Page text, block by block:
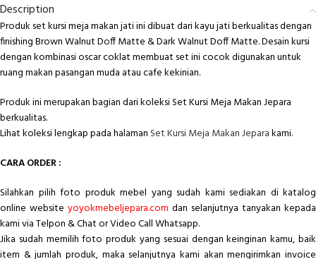
Description
Produk set kursi meja makan jati ini dibuat dari kayu jati berkualitas dengan
finishing Brown Walnut Doff Matte & Dark Walnut Doff Matte. Desain kursi
dengan kombinasi oscar coklat membuat set ini cocok digunakan untuk
ruang makan pasangan muda atau cafe kekinian.
Produk ini merupakan bagian dari koleksi Set Kursi Meja Makan Jepara
berkualitas.
Lihat koleksi lengkap pada halaman Set Kursi Meja Makan Jeparakami.
CARA ORDER :
Silahkan pilih foto produk mebel yang sudah kami sediakan di katalog
online website yoyokmebeljepara.com dan selanjutnya tanyakan kepada
kami via Telpon & Chat or Video Call Whatsapp.
Jika sudah memilih foto produk yang sesuai dengan keinginan kamu, baik
item & jumlah produk, maka selanjutnya kami akan mengirimkan invoice